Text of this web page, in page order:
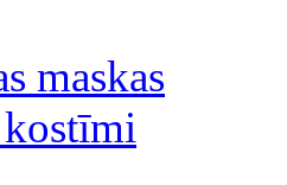
maskas